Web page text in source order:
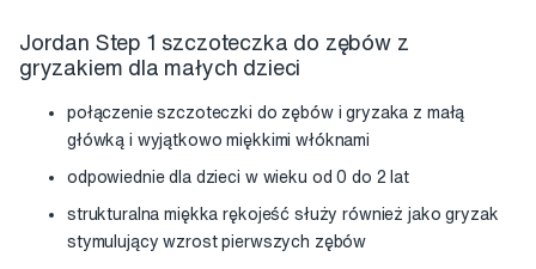
Jordan Step 1 szczoteczka do zębów z
gryzakiem dla małych dzieci
połączenie szczoteczki do zębów i gryzaka z małą
główką i wyjątkowo miękkimi włóknami
odpowiednie dla dzieci w wieku od 0 do 2 lat
strukturalna miękka rękojeść służy również jako gryzak
stymulujący wzrost pierwszych zębów